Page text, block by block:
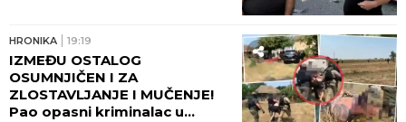
HRONIKA 19:19
IZMEĐU OSTALOG
OSUMNJIČEN I ZA
ZLOSTAVLJANJE I MUČENJE!
Pao opasni kriminalac u